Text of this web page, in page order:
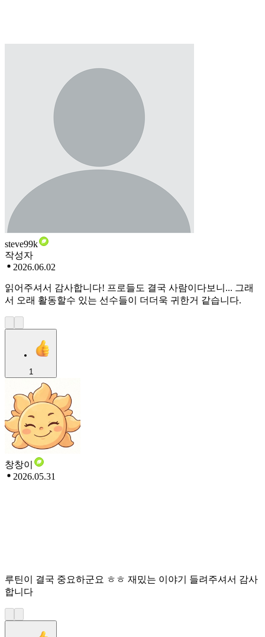
steve99k
작성자
2026.06.02
읽어주셔서 감사합니다! 프로들도 결국 사람이다보니... 그래
서 오래 활동할수 있는 선수들이 더더욱 귀한거 같습니다.
1
창창이
2026.05.31
루틴이 결국 중요하군요 ㅎㅎ 재밌는 이야기 들려주셔서 감사
합니다